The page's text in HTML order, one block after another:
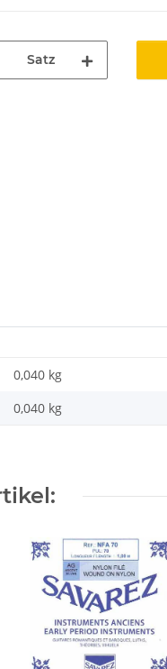
Satz
0,040 kg
0,040 kg